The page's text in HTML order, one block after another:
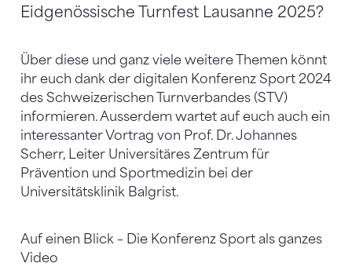
Eidgenössische Turnfest Lausanne 2025?
Über diese und ganz viele weitere Themen könnt
ihr euch dank der digitalen Konferenz Sport 2024
des Schweizerischen Turnverbandes (STV)
informieren. Ausserdem wartet auf euch auch ein
interessanter Vortrag von Prof. Dr. Johannes
Scherr, Leiter Universitäres Zentrum für
Prävention und Sportmedizin bei der
Universitätsklinik Balgrist.
Auf einen Blick – Die Konferenz Sport als ganzes
Video